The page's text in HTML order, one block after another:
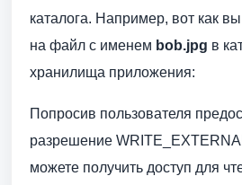
каталога. Например, вот как
на файл с именем bob.jpg в
хранилища приложения:
Попросив пользователя
разрешение
можете получить доступ для